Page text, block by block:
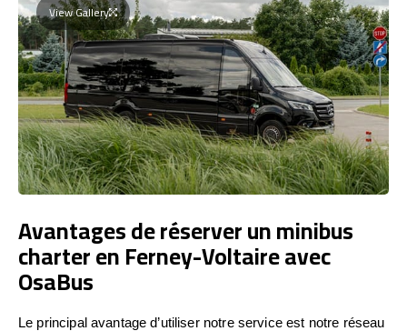
View Gallery
Avantages de réserver un minibus
charter en Ferney-Voltaire avec
OsaBus
Le principal avantage d’utiliser notre service est notre réseau